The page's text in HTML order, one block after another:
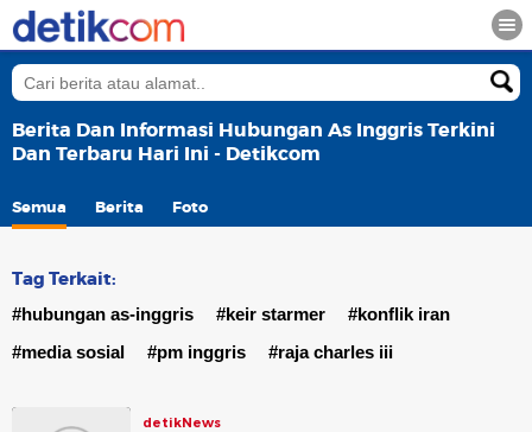
Berita Dan Informasi Hubungan As Inggris Terkini
Dan Terbaru Hari Ini - Detikcom
Semua Berita Foto
Tag Terkait:
#hubungan as-inggris #keir starmer
#konflik iran
#media sosial
#pm inggris #raja charles iii
detikNews